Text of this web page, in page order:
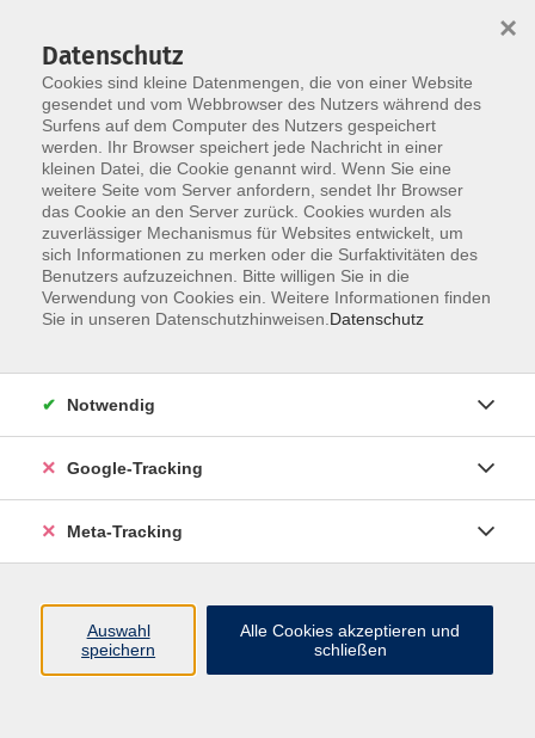
Skip to main content
Der Kurs konnte nicht gefunden werden.
Über uns
Datenschutz
Cookies sind kleine Datenmengen, die von einer Website
gesendet und vom Webbrowser des Nutzers während des
Surfens auf dem Computer des Nutzers gespeichert
werden. Ihr Browser speichert jede Nachricht in einer
kleinen Datei, die Cookie genannt wird. Wenn Sie eine
weitere Seite vom Server anfordern, sendet Ihr Browser
das Cookie an den Server zurück. Cookies wurden als
zuverlässiger Mechanismus für Websites entwickelt, um
sich Informationen zu merken oder die Surfaktivitäten des
Benutzers aufzuzeichnen. Bitte willigen Sie in die
Verwendung von Cookies ein. Weitere Informationen finden
Sie in unseren Datenschutzhinweisen. Datenschutz
×
Notwendig
Google-Tracking
Meta-Tracking
Auswahl
speichern
Alle Cookies akzeptieren und
schließen